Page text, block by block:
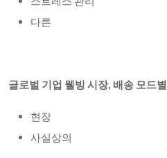
스트레스 관리
다른
글로벌 기업 웰빙 시장, 배송 모드별
현장
사실상의